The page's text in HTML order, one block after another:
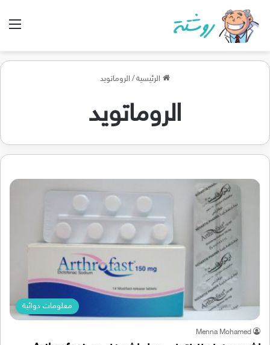
الرئيسية/ الروماتويد
الروماتويد
معلومات دوائية
Menna Mohamed